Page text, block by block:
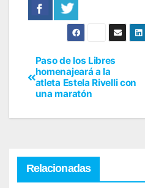
Paso de los Libres
homenajeará a la
atleta Estela Rivelli con
una maratón
Relacionadas